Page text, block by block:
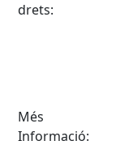
drets:
Més
Informació: